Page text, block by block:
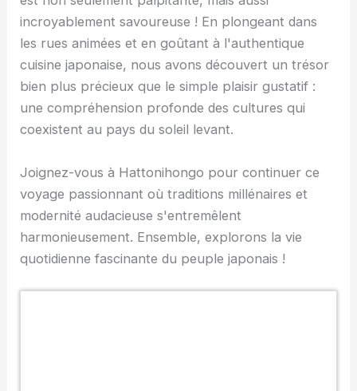
incroyablement savoureuse ! En plongeant dans
les rues animées et en goûtant à l'authentique
cuisine japonaise, nous avons découvert un trésor
bien plus précieux que le simple plaisir gustatif :
une compréhension profonde des cultures qui
coexistent au pays du soleil levant.
Joignez-vous à Hattonihongo pour continuer ce
voyage passionnant où traditions millénaires et
modernité audacieuse s'entremêlent
harmonieusement. Ensemble, explorons la vie
quotidienne fascinante du peuple japonais !